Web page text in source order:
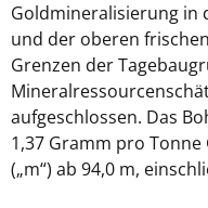
Goldmineralisierung in
und der oberen
Grenzen der
aufgeschlossen. Das
1,37 Gramm pro Tonne
(„m“) ab 94,0 m,